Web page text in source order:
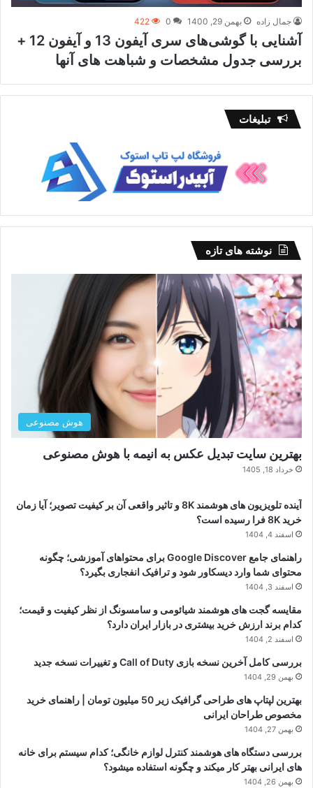
جمال زاده بهمن 29, 1400 0
422
آشنایی با گوشی‌های سری آیفون 13 و آیفون 12 +
بررسی جدول مشخصات و شباهت های آنها
تبلیغات
نوشته های تازه
هوش مصنوعی
بهترین سایت تبدیل عکس به انیمه با هوش مصنوعی
خرداد 18, 1405
آینده تلویزیون های هوشمند 8K و تاثیر واقعی آن بر کیفیت تصویر؛ آیا زمان
خرید 8K فرا رسیده است؟
اسفند 4, 1404
راهنمای جامع Google Discover برای محتواهای آموزشی؛ چگونه
محتوای شما وارد دیسکاور شود و ترافیک انفجاری بگیرد؟
اسفند 3, 1404
مقایسه گجت های هوشمند شیائومی و سامسونگ از نظر کیفیت و قیمت؛
کدام برند ارزش خرید بیشتری در بازار ایران دارد؟
اسفند 2, 1404
بررسی کامل آخرین نسخه بازی Call of Duty و تغییرات نسخه جدید
بهمن 29, 1404
بهترین لپتاپ های طراحی گرافیک زیر 50 میلیون تومان | راهنمای خرید
مخصوص طراحان ایرانی
بهمن 27, 1404
بررسی دستگاه های هوشمند کنترل لوازم خانگی؛ کدام سیستم برای خانه
های ایرانی بهتر کار میکند و چگونه استفاده میشود؟
بهمن 26, 1404